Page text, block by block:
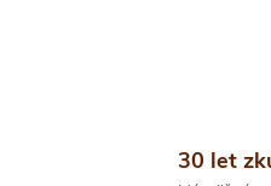
30 let